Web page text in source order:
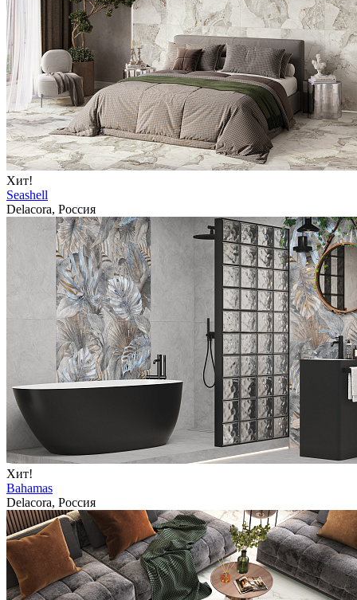
Хит!
Seashell
Delacora, Россия
Хит!
Bahamas
Delacora, Россия